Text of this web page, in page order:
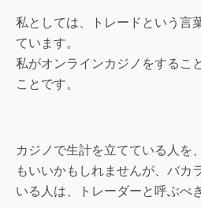
私としては、トレードという言
ています。
私がオンラインカジノをするこ
ことです。
カジノで生計を立てている人を
もいいかもしれませんが、バカ
いる人は、トレーダーと呼ぶべ